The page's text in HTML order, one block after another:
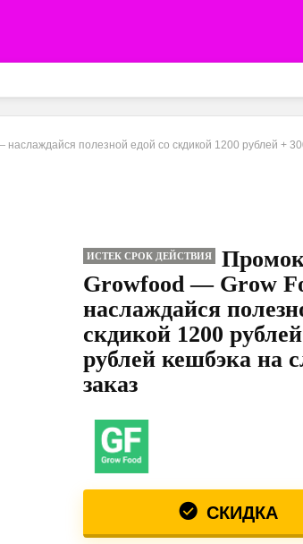
полезной едой со скдикой 1200 рублей +
ИСТЕК СРОК ДЕЙСТВИЯ
Growfood — Grow
наслаждайся
скдикой 1200
рублей кешбэка на
заказ
СКИДКА